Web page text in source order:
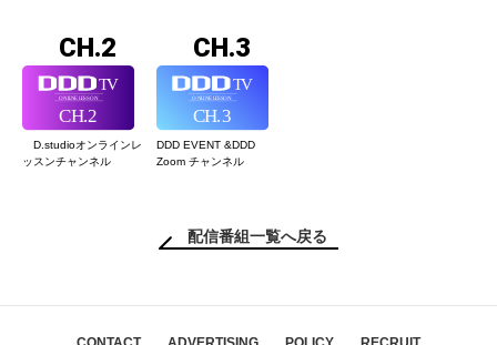
CH.2
D.studioオンラインレ
ッスンチャンネル
CH.3
DDD EVENT &DDD
Zoom チャンネル
配信番組一覧へ戻る